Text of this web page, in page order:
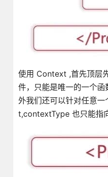
使用 Context ,首先顶层
件，只能是唯一的一个
外我们还可以针对任意
t,contextType 也只能指